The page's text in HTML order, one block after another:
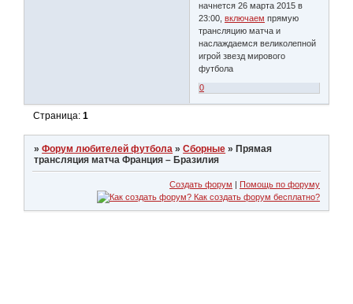
начнется 26 марта 2015 в
23:00,включаем прямую
трансляцию матча и
наслаждаемся великолепной
игрой звезд мирового
футбола
0
Страница:1
»Форум любителей футбола »Сборные »Прямая
трансляция матча Франция – Бразилия
Создать форум | Помощь по форуму